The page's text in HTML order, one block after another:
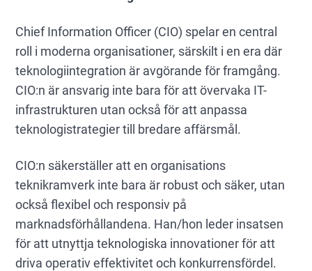
Chief Information Officer (CIO) spelar en central
roll i moderna organisationer, särskilt i en era där
teknologiintegration är avgörande för framgång.
CIO:n är ansvarig inte bara för att övervaka IT-
infrastrukturen utan också för att anpassa
teknologistrategier till bredare affärsmål.
CIO:n säkerställer att en organisations
teknikramverk inte bara är robust och säker, utan
också flexibel och responsiv på
marknadsförhållandena. Han/hon leder insatsen
för att utnyttja teknologiska innovationer för att
driva operativ effektivitet och konkurrensfördel.